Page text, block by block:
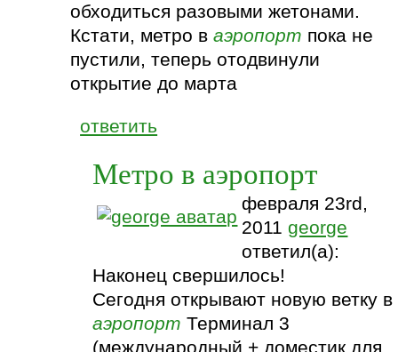
обходиться разовыми жетонами.
Кстати, метро ваэропорт пока не
пустили, теперь отодвинули
открытие до марта
ответить
Метро в аэропорт
февраля 23rd,
2011george
ответил(а):
Наконец свершилось!
Сегодня открывают новую ветку в
аэропорт Терминал 3
(международный + доместик для